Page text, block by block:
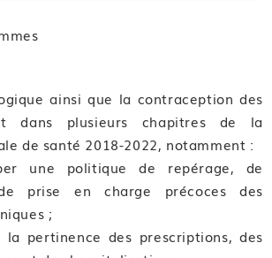
ainsi que la contraception des
dans plusieurs chapitres de la
de santé 2018-2022, notamment :
une politique de repérage, de
prise en charge précoces des
;
pertinence des prescriptions, des